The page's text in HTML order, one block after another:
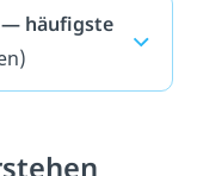
— häufigste